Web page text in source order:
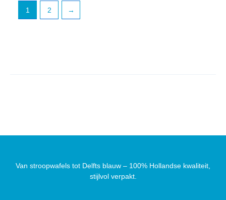
1 2 →
Van stroopwafels tot Delfts blauw – 100% Hollandse kwaliteit,
stijlvol verpakt.